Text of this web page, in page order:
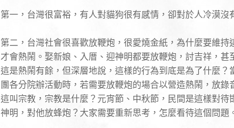
第一，台灣很富裕，有人對貓狗很有感情，卻對於人冷漠沒
第二，台灣社會很喜歡放鞭炮，很愛燒金紙，為什麼要維
才會熱鬧。娶新娘、入厝、迎神明都要放鞭炮，討吉祥，甚
這是熱鬧有餘，但深層地說，這樣的行為到底是為了什麼
團各分院辦活動時，若需要放鞭炮的場合以營造熱鬧，放錄
這叫宗教，宗教是什麼？元宵節、中秋節，民間是這樣對
神明，對他放蜂炮？大家需要重新思考，怎麼看待這個問題